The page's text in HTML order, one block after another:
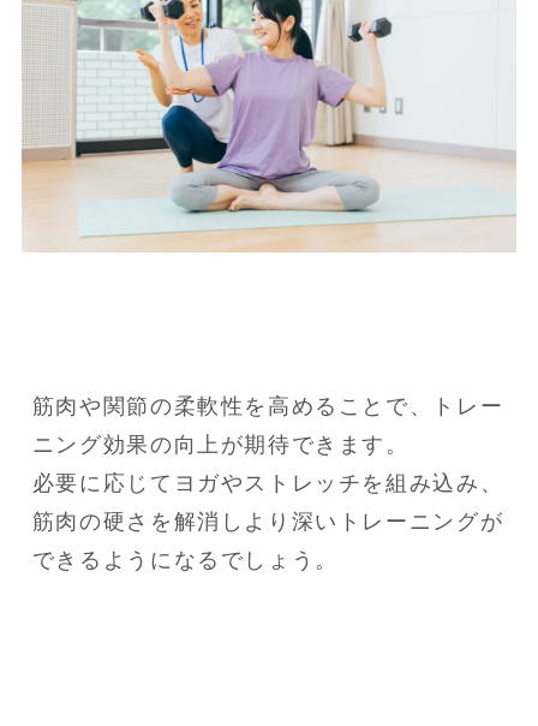
筋肉や関節の柔軟性を高めることで、トレー
ニング効果の向上が期待できます。
必要に応じてヨガやストレッチを組み込み、
筋肉の硬さを解消しより深いトレーニングが
できるようになるでしょう。